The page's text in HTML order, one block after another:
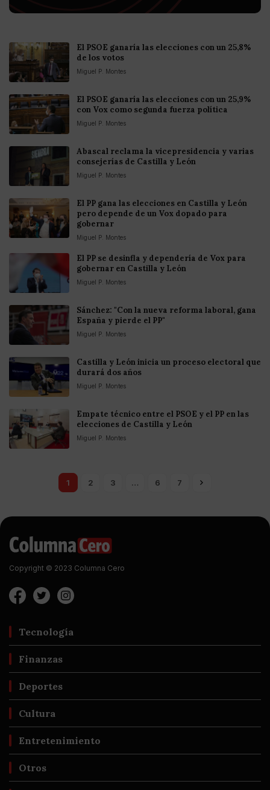
El PSOE ganaría las elecciones con un 25,8%
de los votos
Miguel P. Montes
El PSOE ganaría las elecciones con un 25,9%
con Vox como segunda fuerza política
Miguel P. Montes
Abascal reclama la vicepresidencia y varias
consejerías de Castilla y León
Miguel P. Montes
El PP gana las elecciones en Castilla y León
pero depende de un Vox dopado para
gobernar
Miguel P. Montes
El PP se desinfla y dependería de Vox para
gobernar en Castilla y León
Miguel P. Montes
Sánchez: "Con la nueva reforma laboral, gana
España y pierde el PP"
Miguel P. Montes
Castilla y León inicia un proceso electoral que
durará dos años
Miguel P. Montes
Empate técnico entre el PSOE y el PP en las
elecciones de Castilla y León
Miguel P. Montes
1 2 3 … 6 7
Copyright © 2023 Columna Cero
Tecnología
Finanzas
Deportes
Cultura
Entretenimiento
Otros